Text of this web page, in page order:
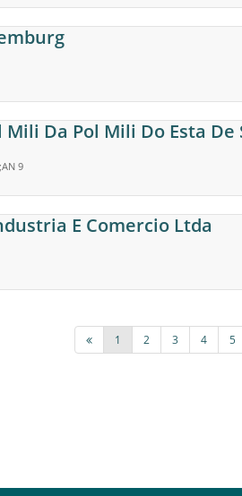
Mili Da Pol Mili Do Esta De
9
E Comercio Ltda
1 2 3 4 5